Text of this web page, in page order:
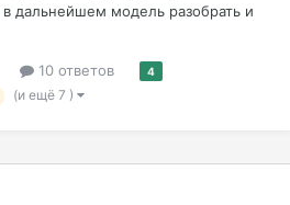
дальнейшем модель разобрать и
10 ответов 4
(и ещё 7 )